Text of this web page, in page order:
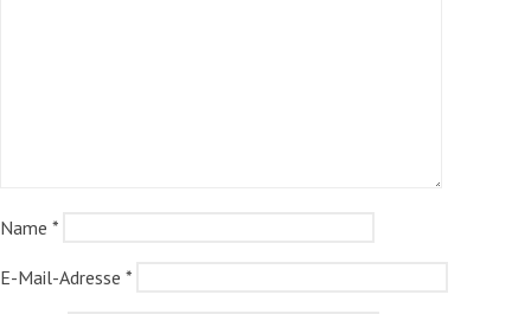
Name *
E-Mail-Adresse *